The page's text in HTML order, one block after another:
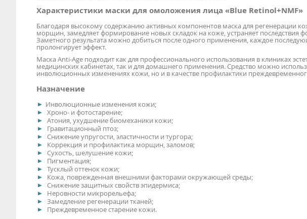
Характеристики маски для омоложения лица «Blue Retinol+NMF»
Благодаря высокому содержанию активных компонентов маска для регенерации
морщин, замедляет формирование новых складок на коже, устраняет последствия
Заметного результата можно добиться после одного применения, каждое
пролонгирует эффект.
Маска Anti-Age подходит как для профессионального использования в клиниках
медицинских кабинетах, так и для домашнего применения. Средство можно
инволюционных изменениях кожи, но и в качестве профилактики
Назначение
Инволюционные изменения кожи;
Хроно- и фотостарение;
Атония, ухудшение биомеханики кожи;
Гравитационный птоз;
Снижение упругости, эластичности и тургора;
Коррекция и профилактика морщин, заломов;
Сухость, шелушение кожи;
Пигментация;
Тусклый оттенок кожи;
Кожа, поврежденная внешними факторами окружающей среды;
Снижение защитных свойств эпидермиса;
Неровности микрорельефа;
Замедление регенерации тканей;
Преждевременное старение кожи.